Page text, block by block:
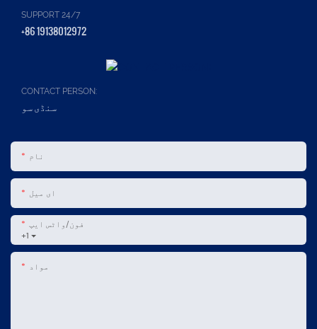
SUPPORT 24/7
+86 19138012972
CONTACT PERSON:
سنڈی سو
نام
ای میل
+1
فون/واٹس ایپ
مواد